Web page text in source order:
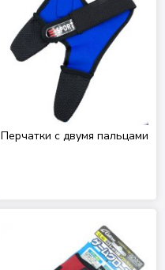
Перчатки с двумя пальцами